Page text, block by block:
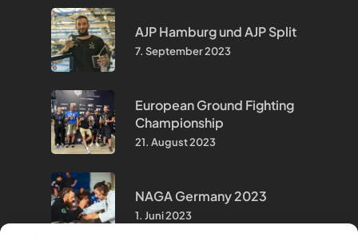
AJP Hamburg und AJP Split
7. September 2023
European Ground Fighting
Championship
21. August 2023
NAGA Germany 2023
1. Juni 2023